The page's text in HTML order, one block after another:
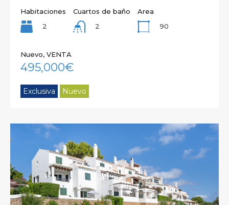
Habitaciones
2
Cuartos de baño
2
Area
90
Nuevo, VENTA
495,000€
Exclusiva Nuevo